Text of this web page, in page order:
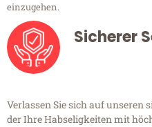
einzugehen.
Sicherer
Verlassen Sie sich auf unseren
der Ihre Habseligkeiten mit